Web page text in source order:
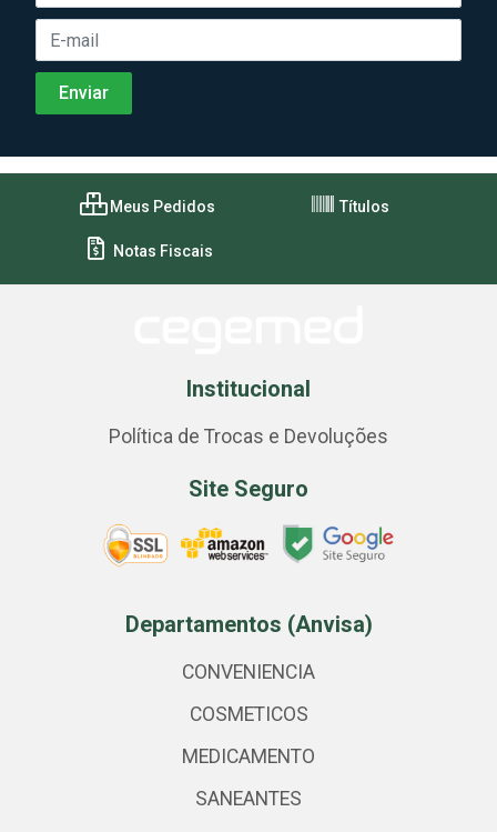
Meus Pedidos Títulos
Notas Fiscais
Institucional
Política de Trocas e Devoluções
Site Seguro
Departamentos (Anvisa)
CONVENIENCIA
COSMETICOS
MEDICAMENTO
SANEANTES